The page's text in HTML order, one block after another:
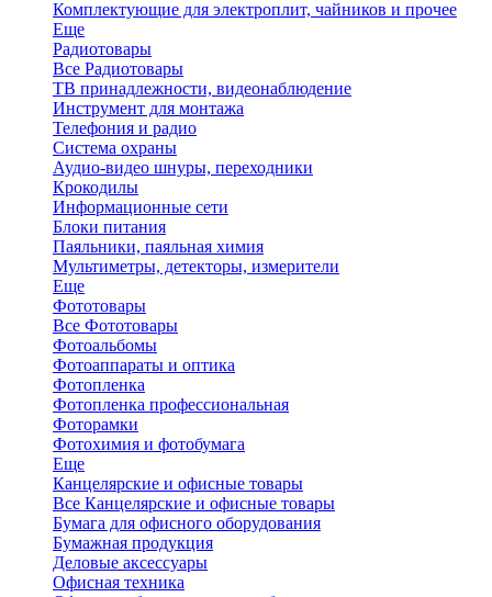
Комплектующие для электроплит, чайников и прочее
Еще
Радиотовары
Все Радиотовары
ТВ принадлежности, видеонаблюдение
Инструмент для монтажа
Телефония и радио
Система охраны
Аудио-видео шнуры, переходники
Крокодилы
Информационные сети
Блоки питания
Паяльники, паяльная химия
Мультиметры, детекторы, измерители
Еще
Фототовары
Все Фототовары
Фотоальбомы
Фотоаппараты и оптика
Фотопленка
Фотопленка профессиональная
Фоторамки
Фотохимия и фотобумага
Еще
Канцелярские и офисные товары
Все Канцелярские и офисные товары
Бумага для офисного оборудования
Бумажная продукция
Деловые аксессуары
Офисная техника